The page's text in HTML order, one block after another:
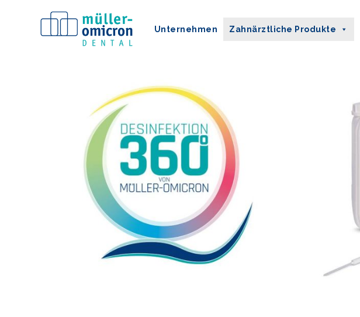
Unternehmen Zahnärztliche Produkte